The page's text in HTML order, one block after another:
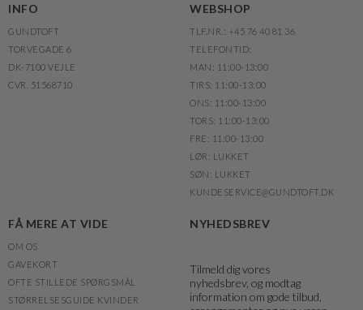
INFO
GUNDTOFT
TORVEGADE 6
DK-7100 VEJLE
CVR. 51568710
WEBSHOP
TLF.NR.: +45 76 40 81 36
TELEFONTID:
MAN: 11:00-13:00
TIRS: 11:00-13:00
ONS: 11:00-13:00
TORS: 11:00-13:00
FRE: 11:00-13:00
LØR: LUKKET
SØN: LUKKET
KUNDESERVICE@GUNDTOFT.DK
FÅ MERE AT VIDE
OM OS
GAVEKORT
OFTE STILLEDE SPØRGSMÅL
STØRRELSESGUIDE KVINDER
NYHEDSBREV
Tilmeld dig vores
nyhedsbrev, og modtag
information om gode tilbud,